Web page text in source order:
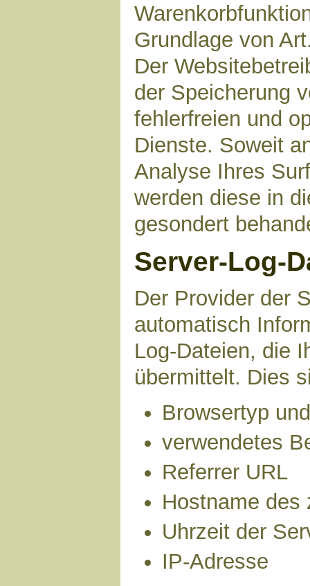
Grundlage von
Der
der Speicherung
fehlerfreien und
Dienste. Soweit
Analyse Ihres
werden diese in
gesondert
Server-Log-
Der Provider der
automatisch
Log-Dateien, die
übermittelt. Dies
Browsertyp
verwendetes
Referrer URL
Hostname des
Uhrzeit der
IP-Adresse